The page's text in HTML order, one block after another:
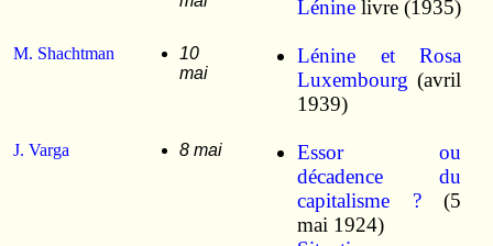
Léninelivre (1935)
M. Shachtman
10
mai
Lénine et Rosa
Luxembourg (avril
1939)
J. Varga 8 mai
Essor ou
décadence du
capitalisme ?(5
mai 1924)